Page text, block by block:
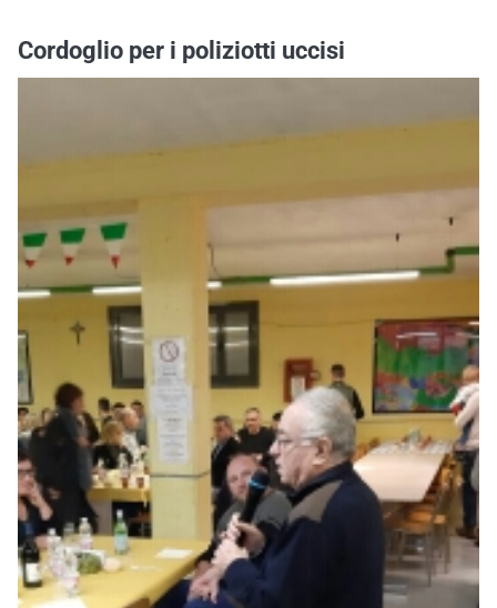
Cordoglio per i poliziotti uccisi